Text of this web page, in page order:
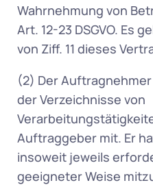
Wahrnehmung von
Art. 12-23 DSGVO. Es
von Ziff. 11 dieses
(2) Der
der Verzeichnisse von
Auftraggeber mit. Er
insoweit jeweils
geeigneter Weise